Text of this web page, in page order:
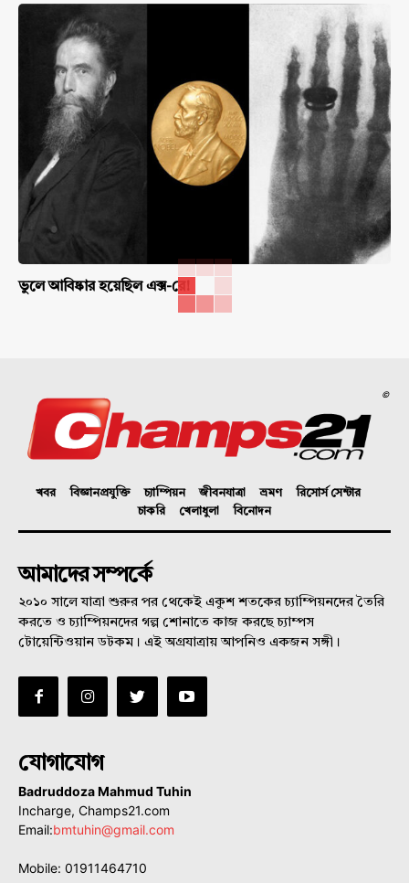
ভুলে আবিষ্কার হয়েছিল এক্স-রে!
©
খবর বিজ্ঞানপ্রযুক্তি চ্যাম্পিয়ন জীবনযাত্রা ভ্রমণ
রিসোর্স সেন্টার
চাকরি
খেলাধুলা বিনোদন
আমাদের সম্পর্কে
২০১০ সালে যাত্রা শুরুর পর থেকেই একুশ শতকের চ্যাম্পিয়নদের তৈরি
করতে ও চ্যাম্পিয়নদের গল্প শোনাতে কাজ করছে চ্যাম্পস
টোয়েন্টিওয়ান ডটকম। এই অগ্রযাত্রায় আপনিও একজন সঙ্গী।
যোগাযোগ
Badruddoza Mahmud Tuhin
Incharge, Champs21.com
Email:bmtuhin@gmail.com
Mobile: 01911464710